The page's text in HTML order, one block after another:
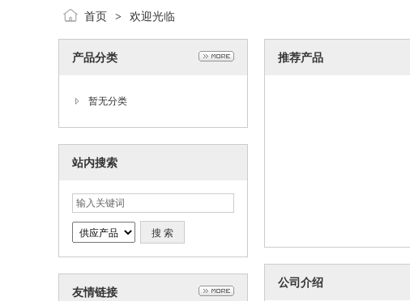
首页 > 欢迎光临
产品分类
暂无分类
站内搜索
友情链接
推荐产品
公司介绍